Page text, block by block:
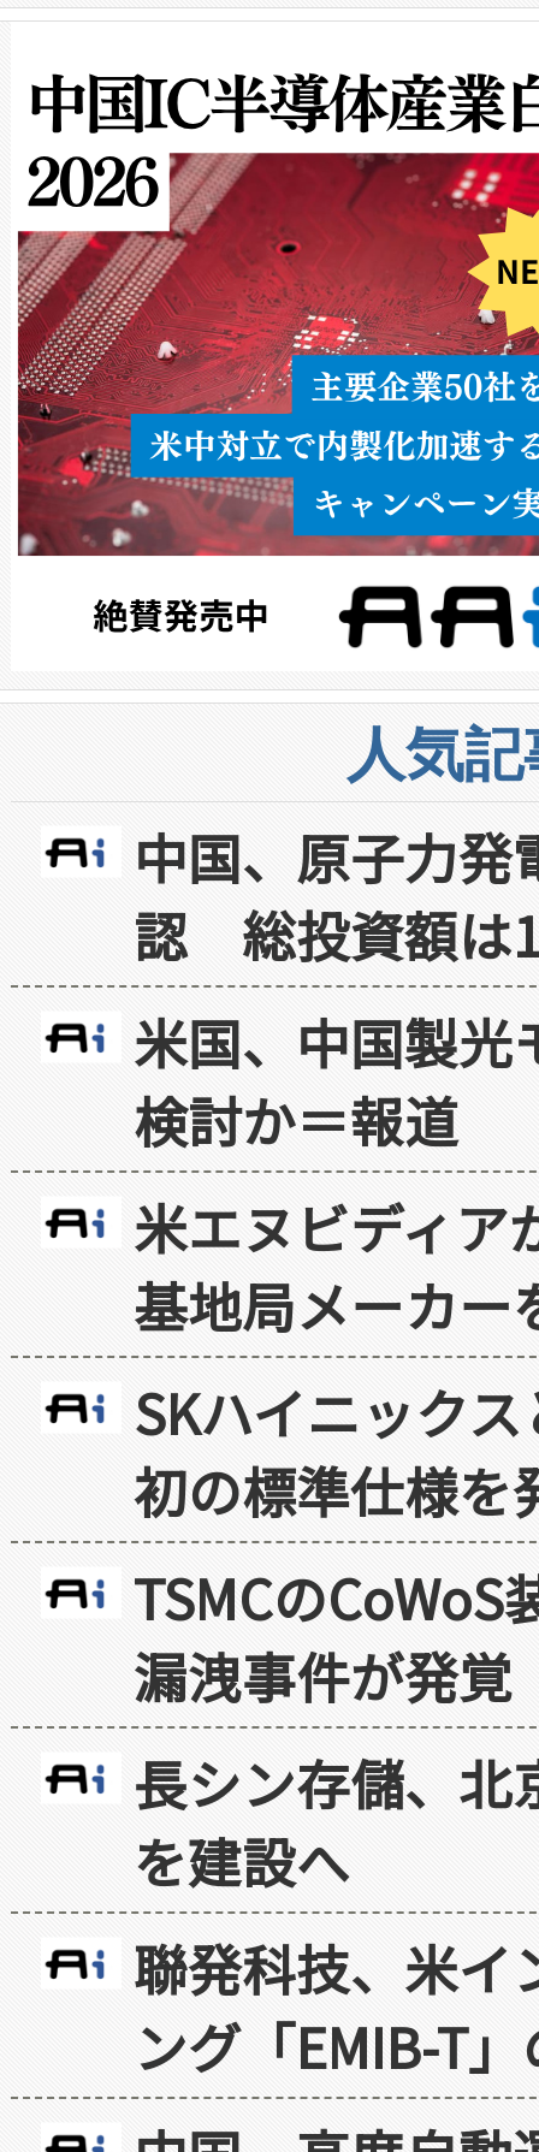
人気
中国、原子力
認 総投資額は
米国、中国製光
検討か＝報道
米エヌビディア
基地局メーカー
SKハイニック
初の標準仕様を
TSMCの
漏洩事件が発覚
長シン存儲、北
を建設へ
聯発科技、米イ
ング「EMIB-T